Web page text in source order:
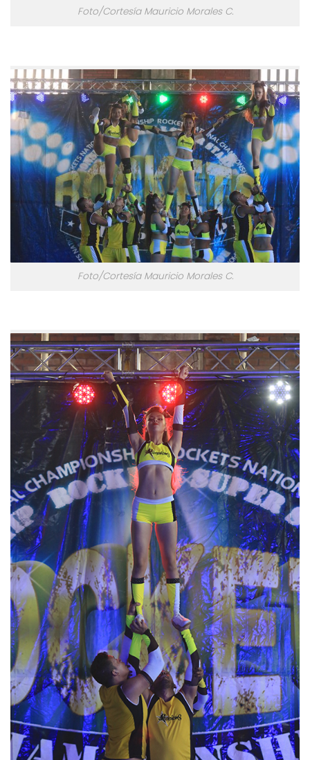
Foto/Cortesía Mauricio Morales C.
Foto/Cortesía Mauricio Morales C.